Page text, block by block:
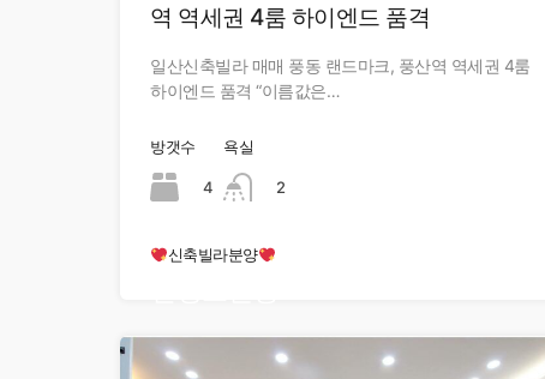
역 역세권 4룸 하이엔드 품격
일산신축빌라 매매 풍동 랜드마크, 풍산역 역세권 4룸
하이엔드 품격 “이름값은…
방갯수
4
욕실
2
신축빌라분양